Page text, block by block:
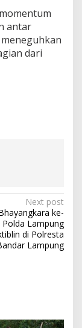
antar
dari
Next post
ke-
Lampung
di Polresta
Lampung